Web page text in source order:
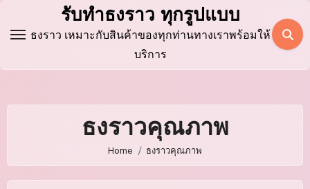
รับทำธงราว ทุกรูปแบบ
ธงราว เหมาะกับสินค้าของทุกท่านทางเราพร้อมให้
บริการ
ธงราวคุณภาพ
Home ธงราวคุณภาพ